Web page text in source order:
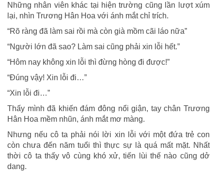
Những nhân viên khác tại hiện trường cũng lần lượt xúm
lại, nhìn Trương Hân Hoa với ánh mắt chỉ trích.
“Rõ ràng đã làm sai rồi mà còn già mồm cãi láo nữa”
“Người lớn đã sao? Làm sai cũng phải xin lỗi hết.”
“Hôm nay không xin lỗi thì đừng hòng đi được!”
“Đúng vậy! Xin lỗi đi…”
“Xin lỗi đi…”
Thấy mình đã khiến đám đông nổi giận, tay chân Trương
Hân Hoa mềm nhũn, ánh mắt mơ màng.
Nhưng nếu cô ta phải nói lời xin lỗi với một đứa trẻ con
còn chưa đến năm tuổi thì thực sự là quá mất mặt. Nhất
thời cô ta thấy vô cùng khó xử, tiến lùi thế nào cũng dở
dang.